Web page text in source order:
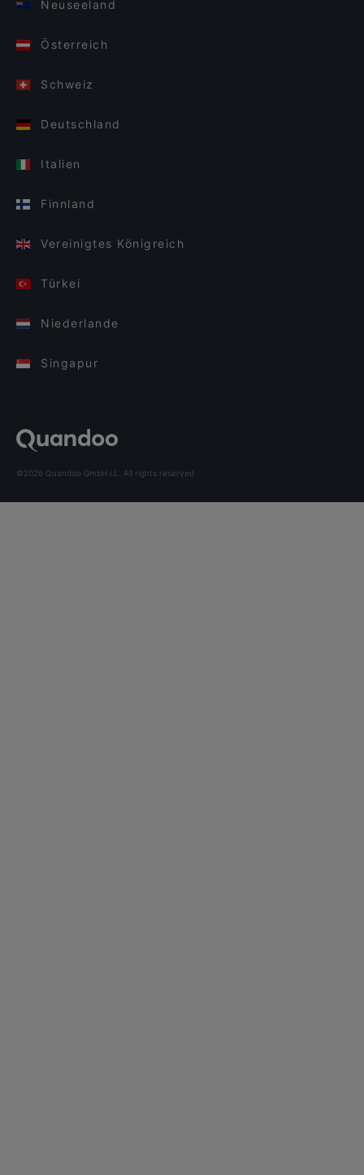
Neuseeland
Österreich
Schweiz
Deutschland
Italien
Finnland
Vereinigtes Königreich
Türkei
Niederlande
Singapur
©2026 Quandoo GmbH i.L. All rights reserved